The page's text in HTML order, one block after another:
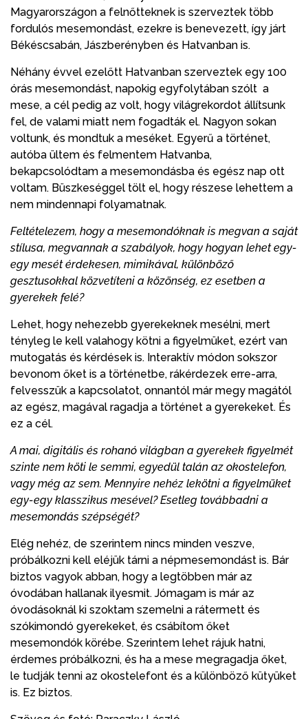
Magyarországon a felnőtteknek is szerveztek több
fordulós mesemondást, ezekre is benevezett, így járt
Békéscsabán, Jászberényben és Hatvanban is.
Néhány évvel ezelőtt Hatvanban szerveztek egy 100
órás mesemondást, napokig egyfolytában szólt a
mese, a cél pedig az volt, hogy világrekordot állítsunk
fel, de valami miatt nem fogadták el. Nagyon sokan
voltunk, és mondtuk a meséket. Egyerű a történet,
autóba ültem és felmentem Hatvanba,
bekapcsolódtam a mesemondásba és egész nap ott
voltam. Büszkeséggel tölt el, hogy részese lehettem a
nem mindennapi folyamatnak.
Feltételezem, hogy a mesemondóknak is megvan a saját
stílusa, megvannak a szabályok, hogy hogyan lehet egy-
egy mesét érdekesen, mimikával, különböző
gesztusokkal közvetíteni a közönség, ez esetben a
gyerekek felé?
Lehet, hogy nehezebb gyerekeknek mesélni, mert
tényleg le kell valahogy kötni a figyelmüket, ezért van
mutogatás és kérdések is. Interaktív módon sokszor
bevonom őket is a történetbe, rákérdezek erre-arra,
felvesszük a kapcsolatot, onnantól már megy magától
az egész, magával ragadja a történet a gyerekeket. És
ez a cél.
A mai, digitális és rohanó világban a gyerekek figyelmét
szinte nem köti le semmi, egyedül talán az okostelefon,
vagy még az sem. Mennyire nehéz lekötni a figyelmüket
egy-egy klasszikus mesével? Esetleg továbbadni a
mesemondás szépségét?
Elég nehéz, de szerintem nincs minden veszve,
próbálkozni kell eléjük tárni a népmesemondást is. Bár
biztos vagyok abban, hogy a legtöbben már az
óvodában hallanak ilyesmit. Jómagam is már az
óvodásoknál ki szoktam szemelni a rátermett és
szókimondó gyerekeket, és csábítom őket
mesemondók körébe. Szerintem lehet rájuk hatni,
érdemes próbálkozni, és ha a mese megragadja őket,
le tudják tenni az okostelefont és a különböző kütyüket
is. Ez biztos.